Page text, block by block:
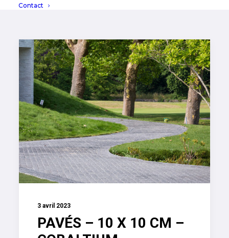
Contact
3 avril 2023
PAVÉS – 10 X 10 CM –